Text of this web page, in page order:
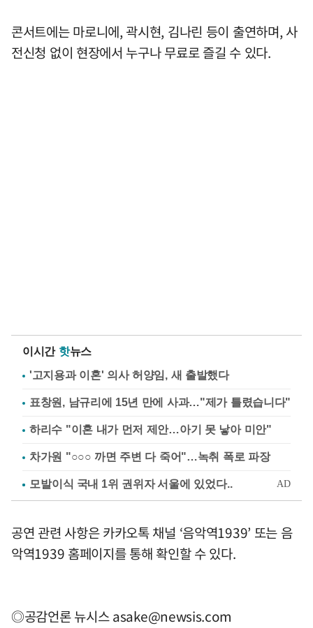
콘서트에는 마로니에, 곽시현, 김나린 등이 출연하며, 사
전신청 없이 현장에서 누구나 무료로 즐길 수 있다.
이시간 핫뉴스
'고지용과 이혼' 의사 허양임, 새 출발했다
표창원, 남규리에 15년 만에 사과…"제가 틀렸습니다"
하리수 "이혼 내가 먼저 제안…아기 못 낳아 미안"
차가원 "○○○ 까면 주변 다 죽어"…녹취 폭로 파장
공연 관련 사항은 카카오톡 채널 ‘음악역1939’ 또는 음
악역1939 홈페이지를 통해 확인할 수 있다.
◎공감언론 뉴시스asake@newsis.com